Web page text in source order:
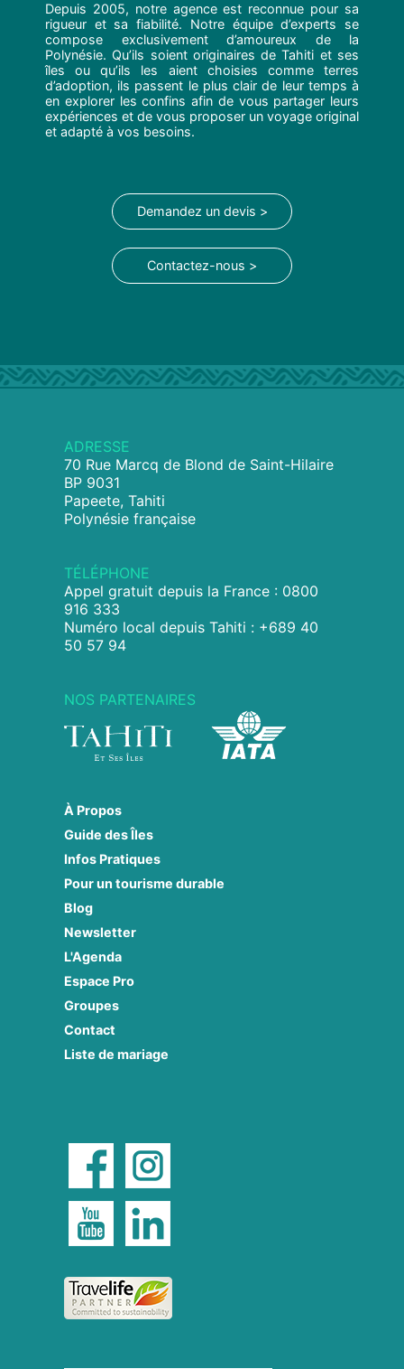
Depuis 2005, notre agence est reconnue pour sa
rigueur et sa fiabilité. Notre équipe d’experts se
compose exclusivement d’amoureux de la
Polynésie. Qu’ils soient originaires de Tahiti et ses
îles ou qu’ils les aient choisies comme terres
d’adoption, ils passent le plus clair de leur temps à
en explorer les confins afin de vous partager leurs
expériences et de vous proposer un voyage original
et adapté à vos besoins.
Demandez un devis >
Contactez-nous >
ADRESSE
70 Rue Marcq de Blond de Saint-Hilaire
BP 9031
Papeete, Tahiti
Polynésie française
TÉLÉPHONE
Appel gratuit depuis la France : 0800
916 333
Numéro local depuis Tahiti : +689 40
50 57 94
NOS PARTENAIRES
À Propos
Guide des Îles
Infos Pratiques
Pour un tourisme durable
Blog
Newsletter
L'Agenda
Espace Pro
Groupes
Contact
Liste de mariage